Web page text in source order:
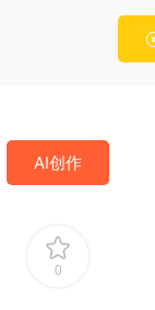
AI创作
0